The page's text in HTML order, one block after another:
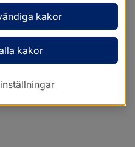
kakor
kakor